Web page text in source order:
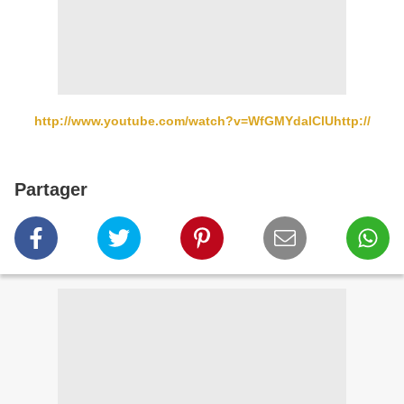
http://www.youtube.com/watch?v=WfGMYdalClUhttp://
Partager